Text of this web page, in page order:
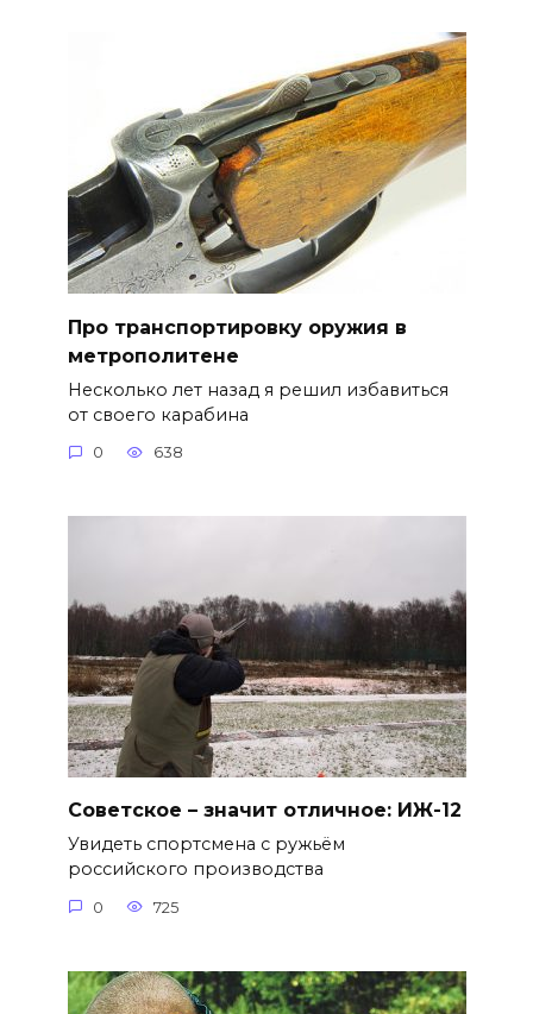
Про транспортировку оружия в
метрополитене
Несколько лет назад я решил избавиться
от своего карабина
0 638
Советское – значит отличное: ИЖ-12
Увидеть спортсмена с ружьём
российского производства
0 725